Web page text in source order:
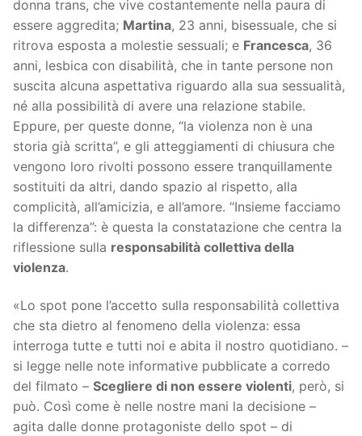
donna trans, che vive costantemente nella paura di
essere aggredita; Martina, 23 anni, bisessuale, che si
ritrova esposta a molestie sessuali; e Francesca, 36
anni, lesbica con disabilità, che in tante persone non
suscita alcuna aspettativa riguardo alla sua sessualità,
né alla possibilità di avere una relazione stabile.
Eppure, per queste donne, “la violenza non è una
storia già scritta”, e gli atteggiamenti di chiusura che
vengono loro rivolti possono essere tranquillamente
sostituiti da altri, dando spazio al rispetto, alla
complicità, all’amicizia, e all’amore. “Insieme facciamo
la differenza”: è questa la constatazione che centra la
riflessione sulla responsabilità collettiva della
violenza.
«Lo spot pone l’accetto sulla responsabilità collettiva
che sta dietro al fenomeno della violenza: essa
interroga tutte e tutti noi e abita il nostro quotidiano. –
si legge nelle note informative pubblicate a corredo
del filmato – Scegliere di non essere violenti, però, si
può. Così come è nelle nostre mani la decisione –
agita dalle donne protagoniste dello spot – di